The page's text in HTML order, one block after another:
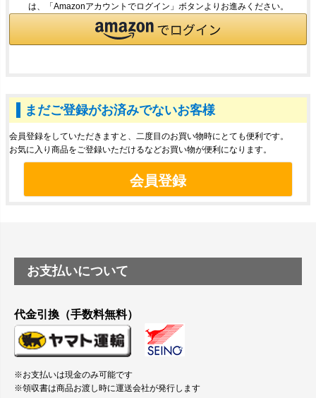
は、「Amazonアカウントでログイン」ボタンよりお進みください。
まだご登録がお済みでないお客様
会員登録をしていただきますと、二度目のお買い物時にとても便利です。
お気に入り商品をご登録いただけるなどお買い物が便利になります。
会員登録
お支払いについて
代金引換（手数料無料）
※お支払いは現金のみ可能です
※領収書は商品お渡し時に運送会社が発行します